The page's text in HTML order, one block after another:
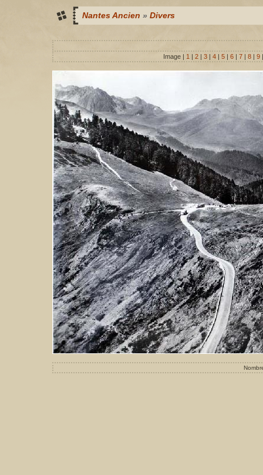
Nantes Ancien » Divers
Image | 1 | 2 | 3 | 4 | 5 | 6 | 7 | 8 | 9 |